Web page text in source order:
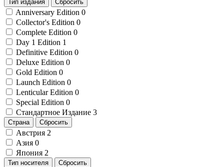
Тип издания Сбросить
Anniversary Edition 0
Collector's Edition 0
Complete Edition 0
Day 1 Edition 1
Definitive Edition 0
Deluxe Edition 0
Gold Edition 0
Launch Edition 0
Lenticular Edition 0
Special Edition 0
Стандартное Издание 3
Страна Сбросить
Австрия 2
Азия 0
Япония 2
Тип носителя Сбросить